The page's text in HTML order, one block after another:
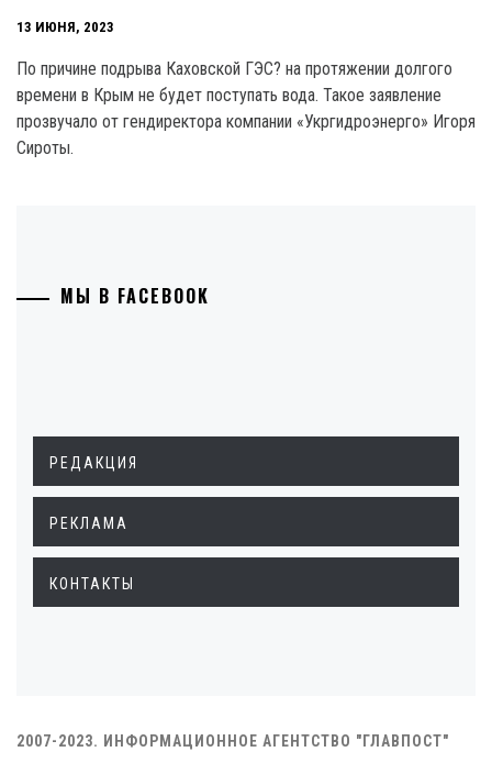
13 ИЮНЯ, 2023
По причине подрыва Каховской ГЭС? на протяжении долгого
времени в Крым не будет поступать вода. Такое заявление
прозвучало от гендиректора компании «Укргидроэнерго» Игоря
Сироты.
МЫ В FACEBOOK
РЕДАКЦИЯ
РЕКЛАМА
КОНТАКТЫ
2007-2023. ИНФОРМАЦИОННОЕ АГЕНТСТВО "ГЛАВПОСТ"